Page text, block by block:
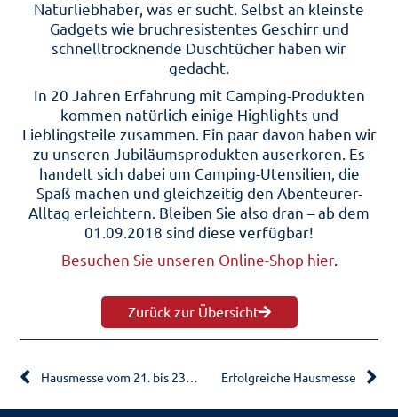
Naturliebhaber, was er sucht. Selbst an kleinste
Gadgets wie bruchresistentes Geschirr und
schnelltrocknende Duschtücher haben wir
gedacht.
In 20 Jahren Erfahrung mit Camping-Produkten
kommen natürlich einige Highlights und
Lieblingsteile zusammen. Ein paar davon haben wir
zu unseren Jubiläumsprodukten auserkoren. Es
handelt sich dabei um Camping-Utensilien, die
Spaß machen und gleichzeitig den Abenteurer-
Alltag erleichtern. Bleiben Sie also dran – ab dem
01.09.2018 sind diese verfügbar!
Besuchen Sie unseren Online-Shop hier.
Zurück zur Übersicht
Hausmesse vom 21. bis 23. September 2018 Erfolgreiche Hausmesse